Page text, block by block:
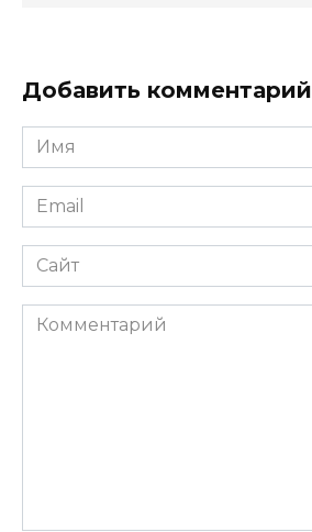
Добавить комментарий
Имя
Email
Сайт
Комментарий